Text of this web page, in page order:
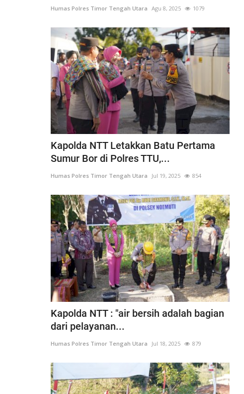
Humas Polres Timor Tengah Utara Agu 8, 2025 1079
Kapolda NTT Letakkan Batu Pertama
Sumur Bor di Polres TTU,...
Humas Polres Timor Tengah Utara Jul 19, 2025 854
Kapolda NTT : "air bersih adalah bagian
dari pelayanan...
Humas Polres Timor Tengah Utara Jul 18, 2025 879
teknik
2244
BERIKAN RASA AMAN, POLSEK
Humas Polres Timor Tengah Utara Nop 3, 2019 2344